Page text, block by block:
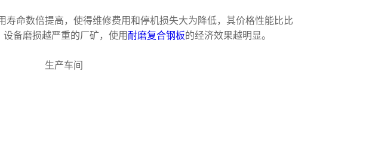
寿命数倍提高，使得维修费用和停机损失大为降低，其价格性能比比
备磨损越严重的厂矿，使用 耐磨复合钢板的经济效果越明显。
生产车间